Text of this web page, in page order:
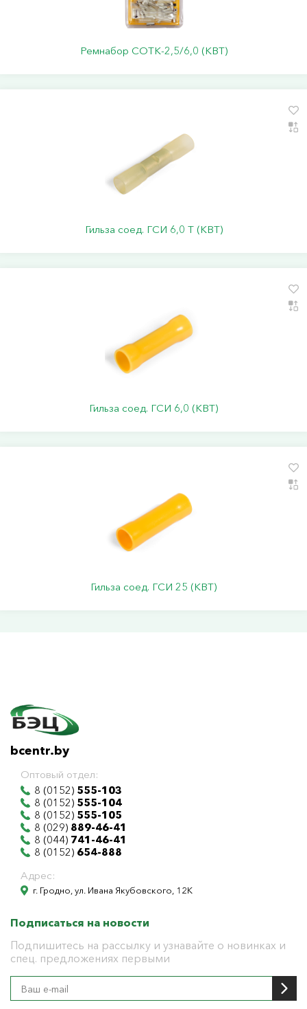
Ремнабор СОТК-2,5/6,0 (КВТ)
Гильза соед. ГСИ 6,0 Т (КВТ)
Гильза соед. ГСИ 6,0 (КВТ)
Гильза соед. ГСИ 25 (КВТ)
bcentr.by
Оптовый отдел:
8 (0152) 555-103
8 (0152) 555-104
8 (0152) 555-105
8 (029) 889-46-41
8 (044) 741-46-41
8 (0152) 654-888
Адрес:
г. Гродно, ул. Ивана Якубовского, 12К
Подписаться на новости
Подпишитесь на рассылку и узнавайте о новинках и
спец. предложениях первыми